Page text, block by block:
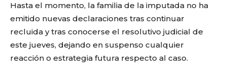
Hasta el momento, la familia de la imputada no ha
emitido nuevas declaraciones tras continuar
recluida y tras conocerse el resolutivo judicial de
este jueves, dejando en suspenso cualquier
reacción o estrategia futura respecto al caso.